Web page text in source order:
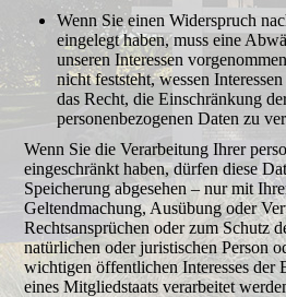
Wenn Sie einen Widerspruch
eingelegt haben, muss eine
unseren Interessen
nicht feststeht, wessen
das Recht, die Einschränkung
personenbezogenen Daten zu
Wenn Sie die Verarbeitung Ihrer
eingeschränkt haben, dürfen diese
Speicherung abgesehen – nur mit
Geltendmachung, Ausübung oder
Rechtsansprüchen oder zum Schutz
natürlichen oder juristischen Person
wichtigen öffentlichen Interesses der
eines Mitgliedstaats verarbeitet